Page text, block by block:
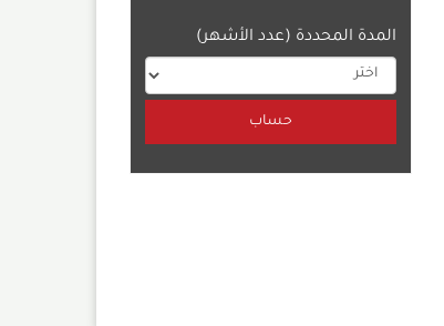
المدة المحددة (عدد الأشهر)